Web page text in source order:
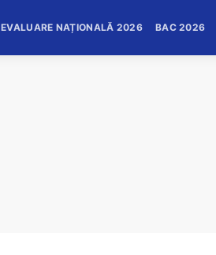
EVALUARE NAȚIONALĂ 2026 BAC 2026